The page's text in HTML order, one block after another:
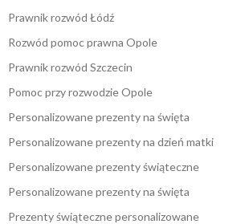
Prawnik rozwód Łódź
Rozwód pomoc prawna Opole
Prawnik rozwód Szczecin
Pomoc przy rozwodzie Opole
Personalizowane prezenty na święta
Personalizowane prezenty na dzień matki
Personalizowane prezenty świąteczne
Personalizowane prezenty na święta
Prezenty świąteczne personalizowane